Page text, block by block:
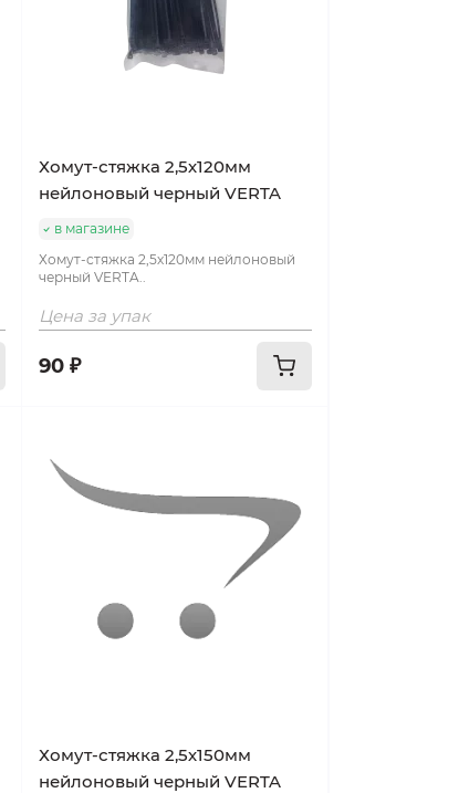
Хомут-стяжка 2,5х120мм
нейлоновый черный VERTA
в магазине
Хомут-стяжка 2,5х120мм нейлоновый
черный VERTA..
Цена за упак
90 ₽
Хомут-стяжка 2,5х150мм
нейлоновый черный VERTA